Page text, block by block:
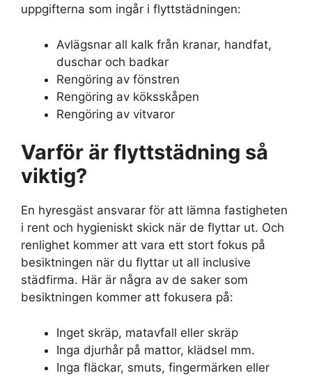
uppgifterna som ingår i flyttstädningen:
Avlägsnar all kalk från kranar, handfat,
duschar och badkar
Rengöring av fönstren
Rengöring av köksskåpen
Rengöring av vitvaror
Varför är flyttstädning så
viktig?
En hyresgäst ansvarar för att lämna fastigheten
i rent och hygieniskt skick när de flyttar ut. Och
renlighet kommer att vara ett stort fokus på
besiktningen när du flyttar ut all inclusive
städfirma. Här är några av de saker som
besiktningen kommer att fokusera på:
Inget skräp, matavfall eller skräp
Inga djurhår på mattor, klädsel mm.
Inga fläckar, smuts, fingermärken eller